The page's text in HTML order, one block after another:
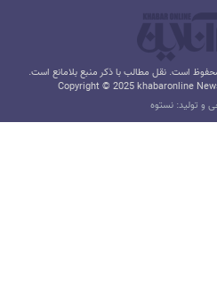
است. نقل مطالب با ذکر منبع بلامانع است.
Copyright © 2025 khabaronline
و تولید: نستوه